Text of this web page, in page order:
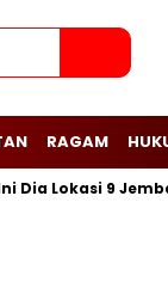
RAGAM
Lokasi 9